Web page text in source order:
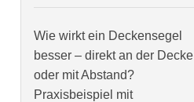
Wie wirkt ein Deckensegel
besser – direkt an der Decke
oder mit Abstand?
Praxisbeispiel mit